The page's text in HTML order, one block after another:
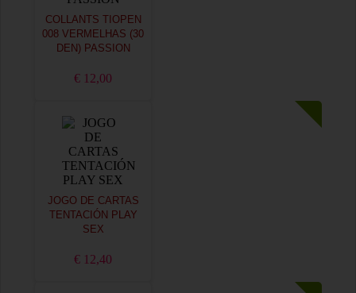
COLLANTS TIOPEN
008 VERMELHAS (30
DEN) PASSION
€ 12,00
JOGO DE CARTAS
TENTACIÓN PLAY
SEX
€ 12,40